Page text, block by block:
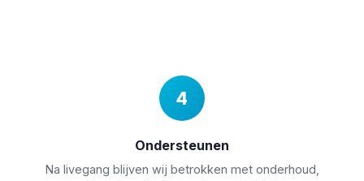
Ondersteunen
Na livegang blijven wij betrokken met onderhoud,